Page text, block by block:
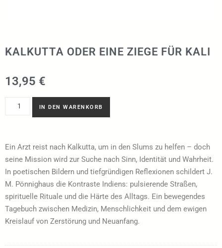
KALKUTTA ODER EINE ZIEGE FÜR KALI
13,95 €
IN DEN WARENKORB
Ein Arzt reist nach Kalkutta, um in den Slums zu helfen – doch
seine Mission wird zur Suche nach Sinn, Identität und Wahrheit.
In poetischen Bildern und tiefgründigen Reflexionen schildert J.
M. Pönnighaus die Kontraste Indiens: pulsierende Straßen,
spirituelle Rituale und die Härte des Alltags. Ein bewegendes
Tagebuch zwischen Medizin, Menschlichkeit und dem ewigen
Kreislauf von Zerstörung und Neuanfang.